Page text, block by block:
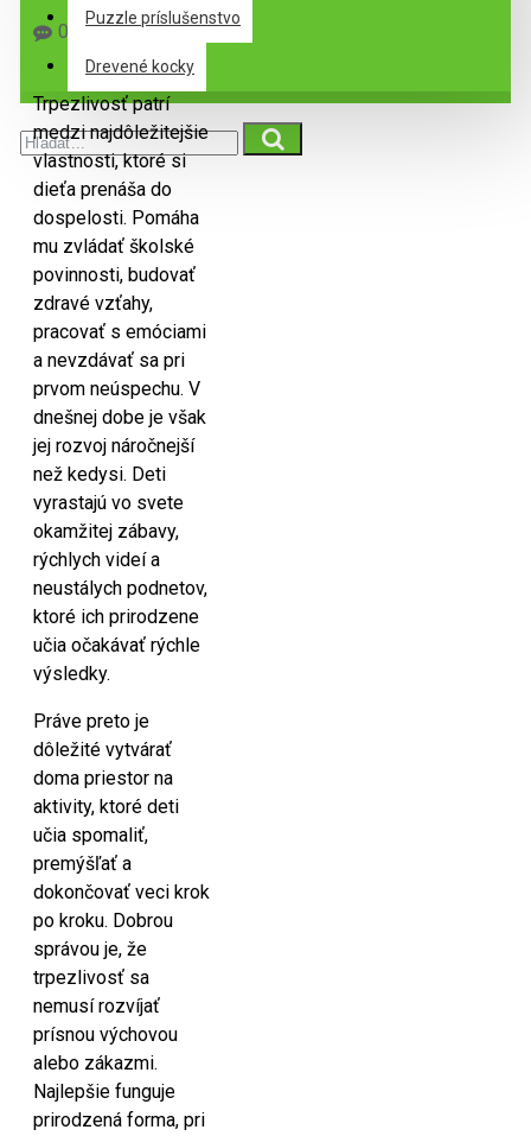
Puzzle príslušenstvo
Drevené kocky
0 Komentár(e) 466 Zobrazenie(a)
Trpezlivosť patrí
medzi najdôležitejšie
vlastnosti, ktoré si
dieťa prenáša do
dospelosti. Pomáha
mu zvládať školské
povinnosti, budovať
zdravé vzťahy,
pracovať s emóciami
a nevzdávať sa pri
prvom neúspechu. V
dnešnej dobe je však
jej rozvoj náročnejší
než kedysi. Deti
vyrastajú vo svete
okamžitej zábavy,
rýchlych videí a
neustálych podnetov,
ktoré ich prirodzene
učia očakávať rýchle
výsledky.
Práve preto je
dôležité vytvárať
doma priestor na
aktivity, ktoré deti
učia spomaliť,
premýšľať a
dokončovať veci krok
po kroku. Dobrou
správou je, že
trpezlivosť sa
nemusí rozvíjať
prísnou výchovou
alebo zákazmi.
Najlepšie funguje
prirodzená forma, pri